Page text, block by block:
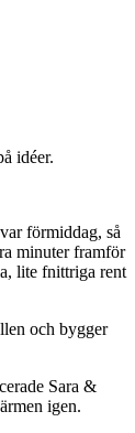
idéer.
förmiddag, så
minuter framför
lite fnittriga rent
och bygger
Sara &
igen.